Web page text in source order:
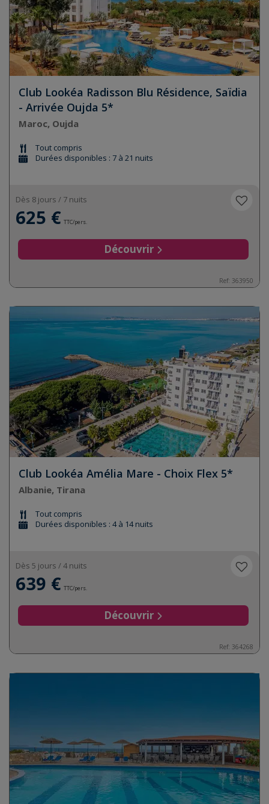
Club Lookéa Radisson Blu Résidence, Saïdia
- Arrivée Oujda 5*
Maroc, Oujda
Tout compris
Durées disponibles : 7 à 21 nuits
Dès 8 jours / 7 nuits
625 € TTC/pers.
Découvrir
Ref: 363950
Club Lookéa Amélia Mare - Choix Flex 5*
Albanie, Tirana
Tout compris
Durées disponibles : 4 à 14 nuits
Dès 5 jours / 4 nuits
639 € TTC/pers.
Découvrir
Ref: 364268